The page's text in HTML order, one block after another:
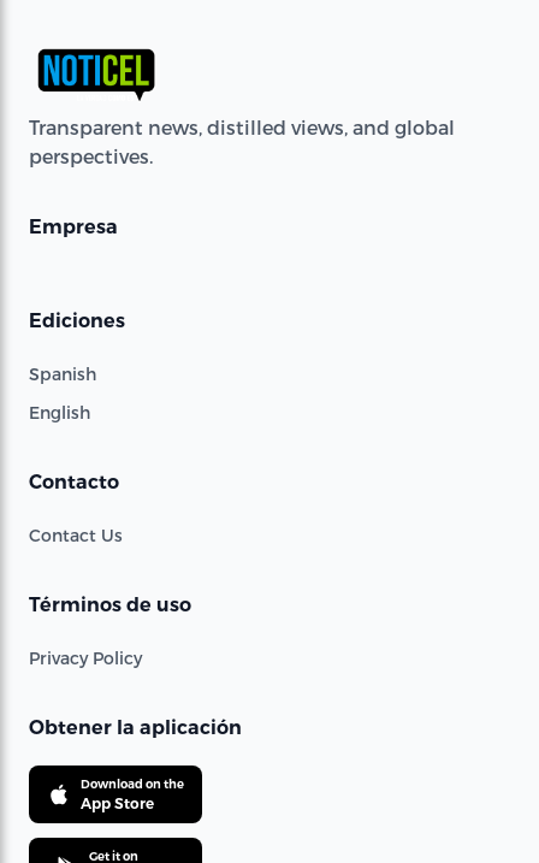
Transparent news, distilled views, and global
perspectives.
Empresa
Ediciones
Spanish
English
Contacto
Contact Us
Términos de uso
Privacy Policy
Obtener la aplicación
Download on the
App Store
Get it on